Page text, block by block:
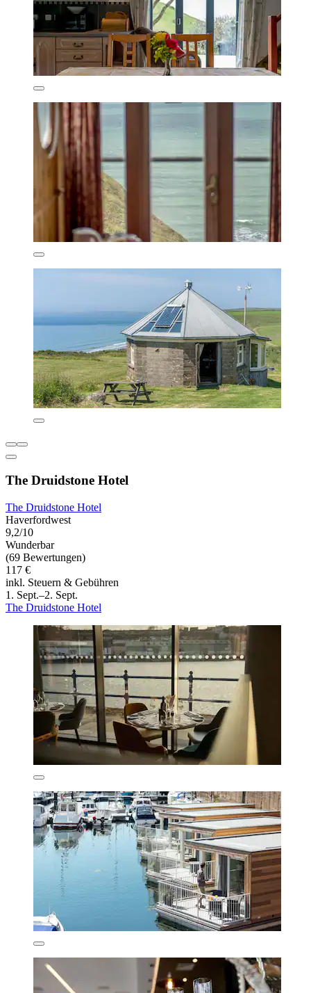
The Druidstone Hotel
The Druidstone Hotel
Haverfordwest
9,2/10
Wunderbar
(69 Bewertungen)
117 €
inkl. Steuern & Gebühren
1. Sept.–2. Sept.
The Druidstone Hotel